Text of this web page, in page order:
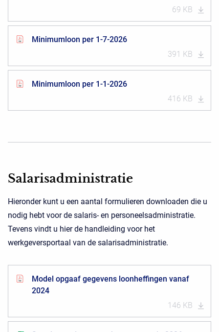
69 KB
Minimumloon per 1-7-2026
391 KB
Minimumloon per 1-1-2026
416 KB
Salarisadministratie
Hieronder kunt u een aantal formulieren downloaden die u
nodig hebt voor de salaris- en personeelsadministratie.
Tevens vindt u hier de handleiding voor het
werkgeversportaal van de salarisadministratie.
Model opgaaf gegevens loonheffingen vanaf
2024
146 KB